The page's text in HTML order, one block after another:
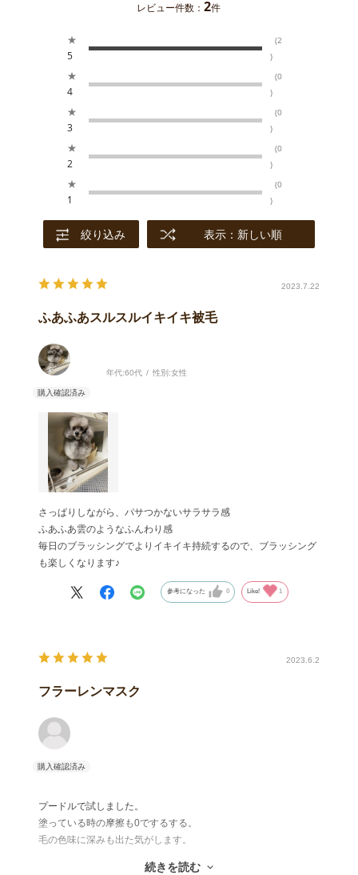
レビュー件数：2件
★
5
(2
)
★
4
(0
)
★
3
(0
)
★
2
(0
)
★
1
(0
)
絞り込み 表示：新しい順
2023.7.22
ふあふあスルスルイキイキ被毛
年代:60代 性別:女性
さっぱりしながら、パサつかないサラサラ感
ふあふあ雲のようなふんわり感
毎日のブラッシングでよりイキイキ持続するので、ブラッシング
も楽しくなります♪
参考になった 0 Like! 1
2023.6.2
フラーレンマスク
プードルで試しました。
塗っている時の摩擦も0でするする。
毛の色味に深みも出た気がします。
続きを読む